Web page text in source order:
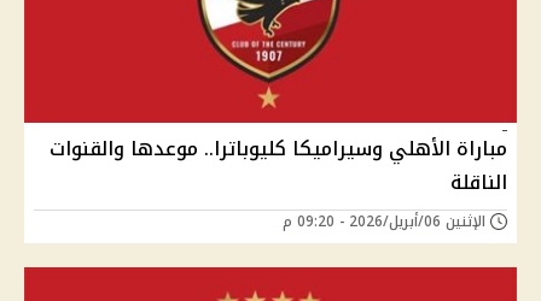
مباراة الأهلي وسيراميكا كليوباترا.. موعدها والقنوات
الناقلة
الإثنين 06/أبريل/2026 - 09:20 م